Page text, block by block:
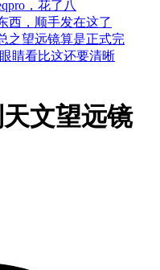
，花了八
西，顺手发在这了
之望远镜算是正式完
睛看比这还要清晰
文望远镜